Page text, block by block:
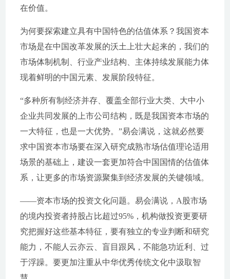
在价值。
为何要探索建立具有中国特色的估值体系？我国资本
市场是在中国改革发展的沃土上壮大起来的，我们的
市场体制机制、行业产业结构、主体持续发展能力体
现着鲜明的中国元素、发展阶段特征。
“多种所有制经济并存、覆盖全部行业大类、大中小
企业共同发展的上市公司结构，既是我国资本市场的
一大特征，也是一大优势。”易会满说，这就必然要
求中国资本市场要在深入研究成熟市场估值理论适用
场景的基础上，建设一套更加符合中国国情的估值体
系，让更多的市场资源聚集到经济发展的关键领域。
——资本市场的投资文化问题。易会满说，A股市场
的境内投资者持股占比超过95%，机构做投资更要研
究把握好这些基本特征，要有独立的专业判断和研究
能力，不能人云亦云、盲目跟风，不能急功近利、过
于浮躁。要更加注重从中华优秀传统文化中汲取智